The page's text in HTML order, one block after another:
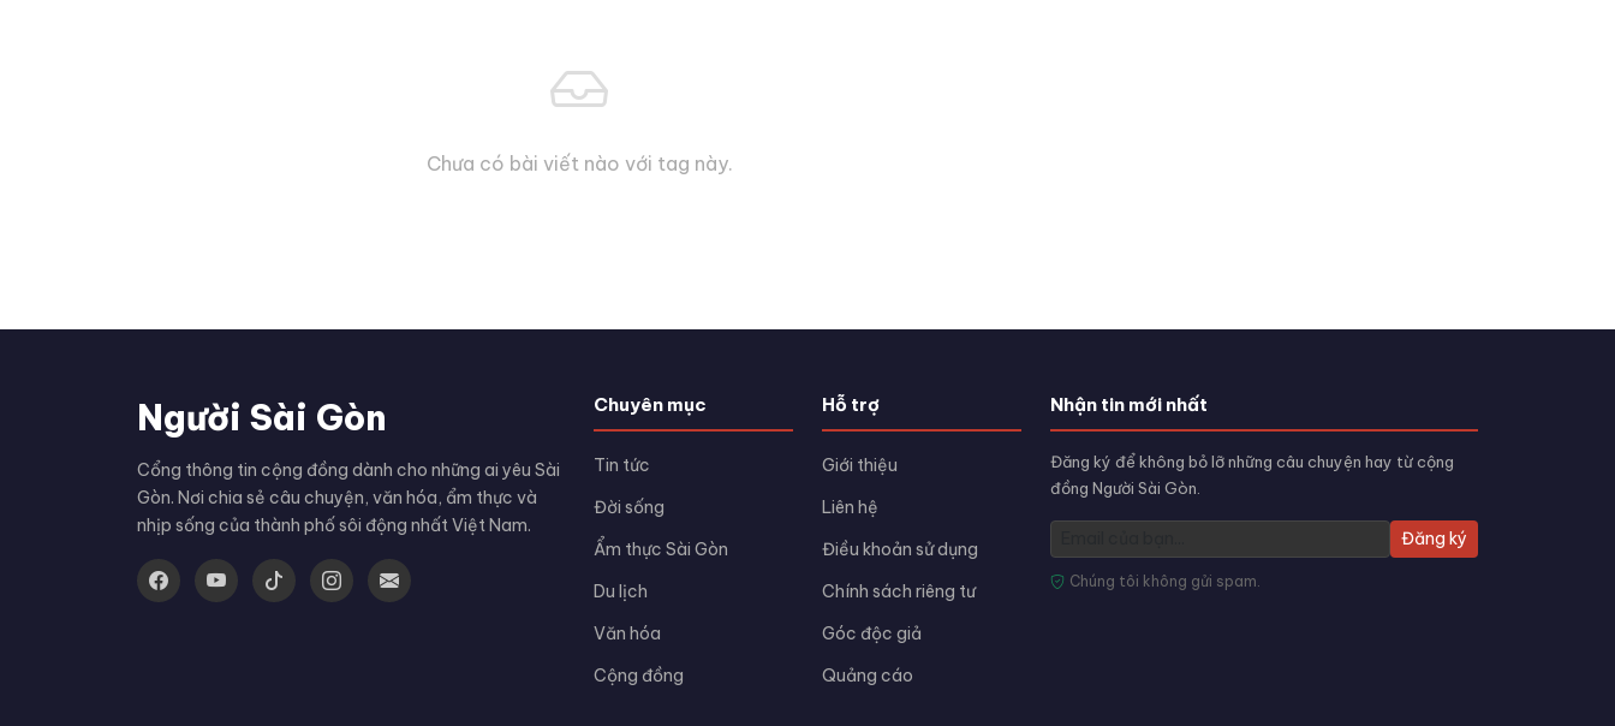
Chưa có bài viết nào với tag này.
Người Sài Gòn
Cổng thông tin cộng đồng dành cho những ai yêu Sài
Gòn. Nơi chia sẻ câu chuyện, văn hóa, ẩm thực và
nhịp sống của thành phố sôi động nhất Việt Nam.
Chuyên mục
Tin tức
Đời sống
Ẩm thực Sài Gòn
Du lịch
Văn hóa
Cộng đồng
Hỗ trợ
Giới thiệu
Liên hệ
Điều khoản sử dụng
Chính sách riêng tư
Góc độc giả
Quảng cáo
Nhận tin mới nhất
Đăng ký để không bỏ lỡ những câu chuyện hay từ cộng
đồng Người Sài Gòn.
Đăng ký
Chúng tôi không gửi spam.